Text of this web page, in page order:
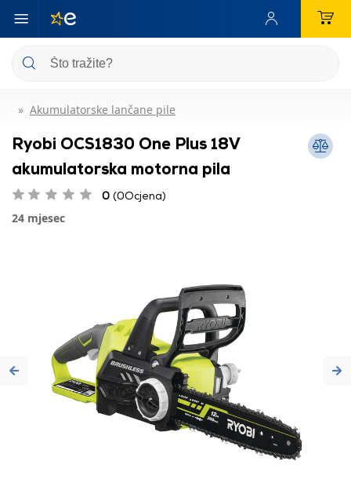
Akumulatorske lančane pile
Ryobi OCS1830 One Plus 18V
akumulatorska motorna pila
0 (0Ocjena)
24 mjesec
Previous